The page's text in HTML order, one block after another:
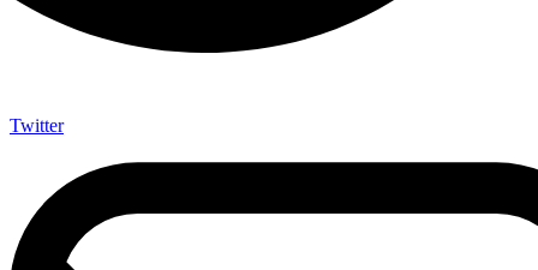
Twitter